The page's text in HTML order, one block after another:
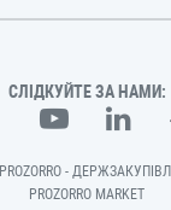
СЛІДКУЙТЕ ЗА НАМИ:
PROZORRO - ДЕРЖЗАКУПІВЛІ
PROZORRO MARKET